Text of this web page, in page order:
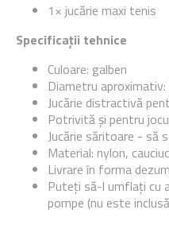
1× jucărie maxi tenis
Specificații tehnice
Culoare: galben
Diametru
Jucărie distractivă
Potrivită și pentru
Jucărie săritoare - să
Material: nylon, cauciuc
Livrare în forma
Puteți să-l umflați cu
pompe (nu este